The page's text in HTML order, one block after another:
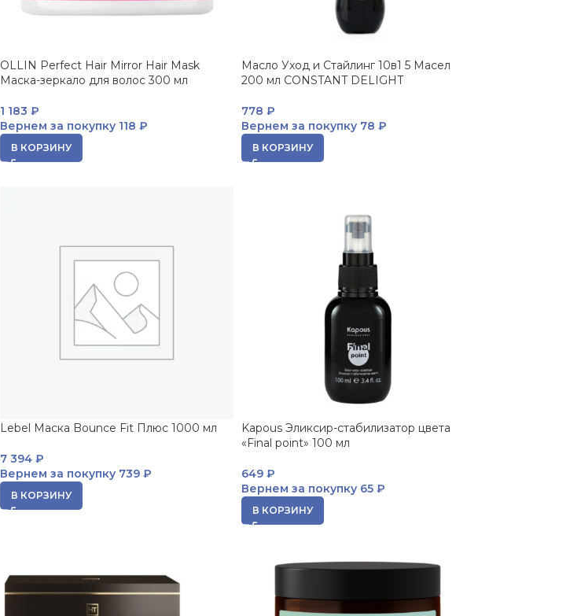
OLLIN Perfect Hair Mirror Hair Mask
Маска-зеркало для волос 300 мл
1 183₽
Вернем за покупку 118 ₽
В КОРЗИНУ
Масло Уход и Стайлинг 10в1 5 Масел
200 мл CONSTANT DELIGHT
778 ₽
Вернем за покупку78 ₽
В КОРЗИНУ
Lebel Маска Bounce Fit Плюс 1000 мл
7 394₽
Вернем за покупку 739 ₽
В КОРЗИНУ
Kapous Эликсир-стабилизатор цвета
«Final point» 100 мл
649 ₽
Вернем за покупку65 ₽
В КОРЗИНУ